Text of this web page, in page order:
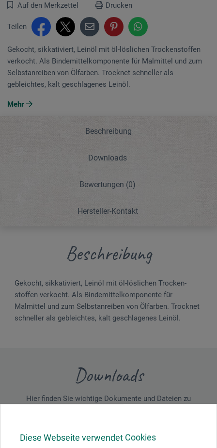
Diese Webseite verwendet Cookies
Auf den Merkzettel Drucken
Teilen
Gekocht, sikkativiert, Leinöl mit öl-löslichen Trocken­stoffen
verkocht. Als Binde­mittelkomponente für Malmittel und zum
Selbstanreiben von Ölfarben. Trocknet schneller als
gebleichtes, kalt geschlagenes Leinöl.
Mehr
Beschreibung
Downloads
Bewertungen (0)
Hersteller-Kontakt
Beschreibung
Gekocht, sikkativiert, Leinöl mit öl-löslichen Trocken­
stoffen verkocht. Als Binde­mittelkomponente für
Malmittel und zum Selbstanreiben von Ölfarben. Trocknet
schneller als gebleichtes, kalt geschlagenes Leinöl.
Downloads
Hier finden Sie wichtige Dokumente und Dateien zu